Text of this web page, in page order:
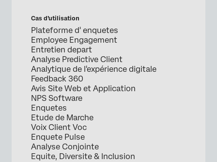
Cas d’utilisation
Plateforme d' enquetes
Employee Engagement
Entretien depart
Analyse Predictive Client
Analytique de l'expérience digitale
Feedback 360
Avis Site Web et Application
NPS Software
Enquetes
Etude de Marche
Voix Client Voc
Enquete Pulse
Analyse Conjointe
Equite, Diversite & Inclusion